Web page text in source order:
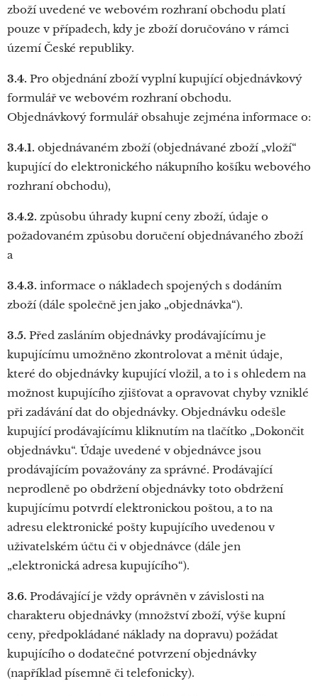
zboží uvedené ve webovém rozhraní obchodu platí
pouze v případech, kdy je zboží doručováno v rámci
území České republiky.
3.4. Pro objednání zboží vyplní kupující objednávkový
formulář ve webovém rozhraní obchodu.
Objednávkový formulář obsahuje zejména informace o:
3.4.1. objednávaném zboží (objednávané zboží „vloží“
kupující do elektronického nákupního košíku webového
rozhraní obchodu),
3.4.2. způsobu úhrady kupní ceny zboží, údaje o
požadovaném způsobu doručení objednávaného zboží
a
3.4.3. informace o nákladech spojených s dodáním
zboží (dále společně jen jako „objednávka“).
3.5. Před zasláním objednávky prodávajícímu je
kupujícímu umožněno zkontrolovat a měnit údaje,
které do objednávky kupující vložil, a to i s ohledem na
možnost kupujícího zjišťovat a opravovat chyby vzniklé
při zadávání dat do objednávky. Objednávku odešle
kupující prodávajícímu kliknutím na tlačítko „Dokončit
objednávku“. Údaje uvedené v objednávce jsou
prodávajícím považovány za správné. Prodávající
neprodleně po obdržení objednávky toto obdržení
kupujícímu potvrdí elektronickou poštou, a to na
adresu elektronické pošty kupujícího uvedenou v
uživatelském účtu či v objednávce (dále jen
„elektronická adresa kupujícího“).
3.6. Prodávající je vždy oprávněn v závislosti na
charakteru objednávky (množství zboží, výše kupní
ceny, předpokládané náklady na dopravu) požádat
kupujícího o dodatečné potvrzení objednávky
(například písemně či telefonicky).